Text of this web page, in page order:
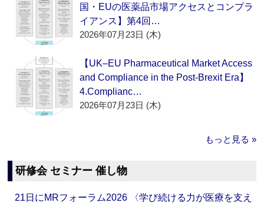
国・EUの医薬品市場アクセスとコンプラ
イアンス】第4回…
2026年07月23日 (木)
【UK–EU Pharmaceutical Market Access
and Compliance in the Post-Brexit Era】
4.Complianc…
2026年07月23日 (木)
もっと見る »
研修会 セミナー 催し物
21日にMRフォーラム2026 〈学び続ける力が医療を支え